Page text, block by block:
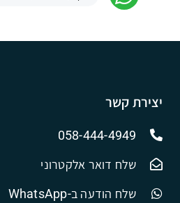
יצירת קשר
058-444-4949
שלח דואר אלקטרוני
שלח הודעה ב-WhatsApp